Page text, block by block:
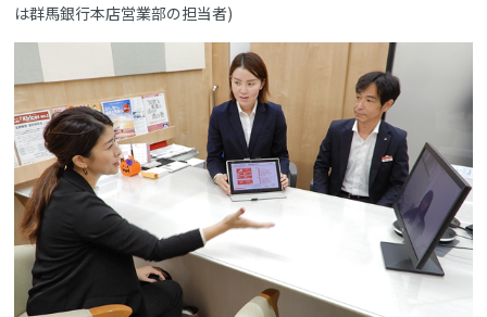
は群馬銀行本店営業部の担当者)